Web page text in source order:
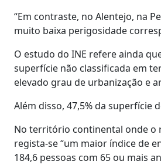
“Em contraste, no Alentejo, na
muito baixa perigosidade
O estudo do INE refere ainda
superfície não classificada em
elevado grau de urbanização e
Além disso, 47,5% da
No território continental onde o
regista-se “um maior índice de
184,6 pessoas com 65 ou mais